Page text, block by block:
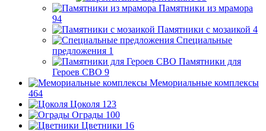
Памятники из мрамора
94
Памятники с мозаикой 4
Специальные
предложения 1
Памятники для
Героев СВО 9
Мемориальные комплексы
464
Цоколя 123
Ограды 100
Цветники 16